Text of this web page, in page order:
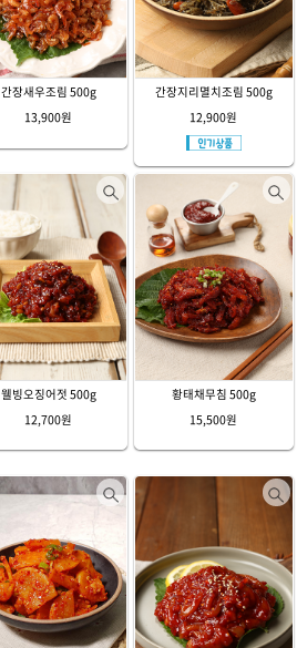
간장새우조림 500g
13,900원
간장지리멸치조림 500g
12,900원
웰빙오징어젓 500g
12,700원
황태채무침 500g
15,500원